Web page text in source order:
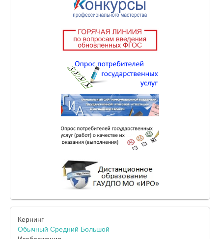
Кернинг
Обычный Средний Большой